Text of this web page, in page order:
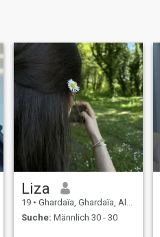
Liza
19 • Ghardaïa, Ghardaïa, Algerien
Suche: Männlich 30 - 30